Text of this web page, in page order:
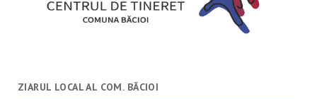
ZIARUL LOCAL AL COM. BĂCIOI